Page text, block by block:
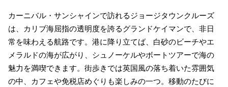
カーニバル・サンシャインで訪れるジョージタウンクルーズ
は、カリブ海屈指の透明度を誇るグランドケイマンで、非日
常を味わえる航路です。港に降り立てば、白砂のビーチやエ
メラルドの海が広がり、シュノーケルやボートツアーで海の
魅力を満喫できます。街歩きでは英国風の落ち着いた雰囲気
の中、カフェや免税店めぐりも楽しみの一つ。移動のたびに